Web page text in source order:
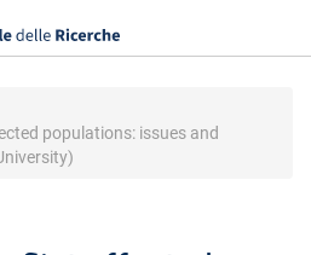
populations: issues and